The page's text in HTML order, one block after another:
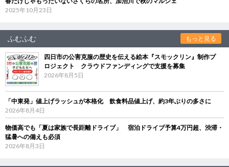
2025年10月23日
ふむふむ もっと見る
四日市の公害克服の歴史を伝える絵本『スモックリン』制作プ
ロジェクト クラウドファンディングで支援を募集
2026年8月5日
「中東発」値上げラッシュが本格化 飲食料品値上げ、約3年ぶりの多さに
2026年8月4日
物価高でも「夏は家族で長距離ドライブ」 宿泊ドライブ予算4万円超、渋滞・
猛暑への備えも必須
2026年8月3日